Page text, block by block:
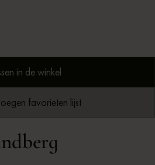
in de winkel
favorieten lijst